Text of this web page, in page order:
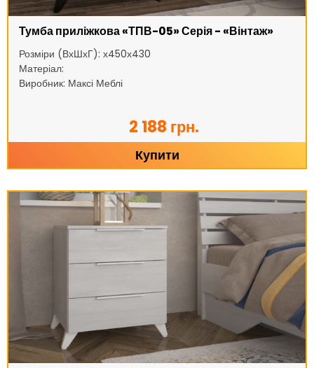
Тумба приліжкова «ТПВ-05» Серія - «Вінтаж»
Розміри (ВхШхГ): х450х430
Матеріал:
Виробник: Максі Меблі
2 188 грн.
Купити